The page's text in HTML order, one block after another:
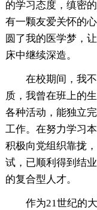
的学习态度，缜密
有一颗友爱关怀的
圆了我的医学梦，
床中继续深造。
在校期间，我
质，我曾在班上的
各种活动，能独立
工作。在努力学习
积极向党组织靠拢
试，已顺利得到结
的复合型人才。
作为21世纪的